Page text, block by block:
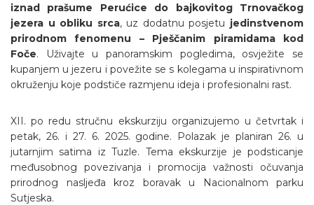
iznad prašume Perućice do bajkovitog Trnovačkog
jezera u obliku srca, uz dodatnu posjetu jedinstvenom
prirodnom fenomenu – Pješčanim piramidama kod
Foče. Uživajte u panoramskim pogledima, osvježite se
kupanjem u jezeru i povežite se s kolegama u inspirativnom
okruženju koje podstiče razmjenu ideja i profesionalni rast.
XII. po redu stručnu ekskurziju organizujemo u četvrtak i
petak, 26. i 27. 6. 2025. godine. Polazak je planiran 26. u
jutarnjim satima iz Tuzle. Tema ekskurzije je podsticanje
međusobnog povezivanja i promocija važnosti očuvanja
prirodnog nasljeđa kroz boravak u Nacionalnom parku
Sutjeska.